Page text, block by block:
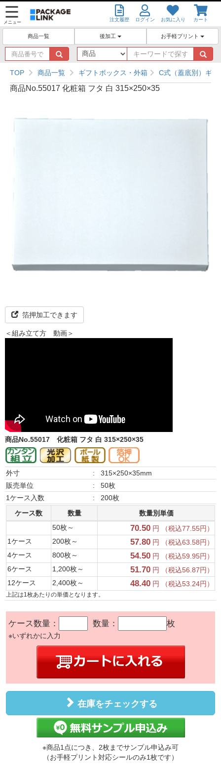
メニュー 注文履歴 ログイン お気に入り カート
商品一覧 後加工 お手軽プリント
商
品
番
号
で
キ
ー
ワ
ー
ド
す
TOP 商品一覧 ギフトボックス・外箱 C式（蓋底別）ギフ
商品No.55017 化粧箱 フタ 白 315×250×35
箔押加工できます
＜組み立て方 動画＞
商品No.55017 化粧箱 フタ 白 315×250×35
外寸 :
315×250×35mm
販売単位
:
50枚
1ケース入数
:
200枚
ケース数
数量
数量別単価
50枚～
70.50 円 （税込77.55円）
1ケース
200枚～ 57.80 円 （税込63.58円）
4ケース
800枚～ 54.50 円 （税込59.95円）
6ケース
1,200枚～ 51.70 円 （税込56.87円）
12ケース
2,400枚～ 48.40 円 （税込53.24円）
上記は1枚あたりの単価となります。
ケース数量： 数量： 枚
※いずれかに入力
在庫をチェックする
※商品1点につき、2枚までサンプル申込み可
（お手軽プリント対応シールのみ1枚です）